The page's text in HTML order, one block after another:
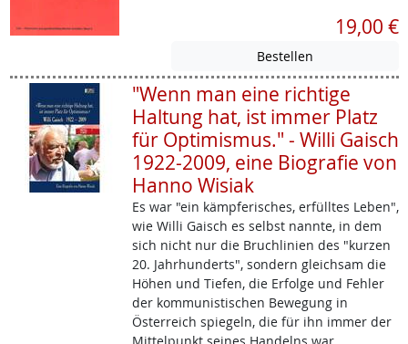
19,00 €
"Wenn man eine richtige
Haltung hat, ist immer Platz
für Optimismus." - Willi Gaisch
1922-2009, eine Biografie von
Hanno Wisiak
Es war "ein kämpferisches, erfülltes Leben",
wie Willi Gaisch es selbst nannte, in dem
sich nicht nur die Bruchlinien des "kurzen
20. Jahrhunderts", sondern gleichsam die
Höhen und Tiefen, die Erfolge und Fehler
der kommunistischen Bewegung in
Österreich spiegeln, die für ihn immer der